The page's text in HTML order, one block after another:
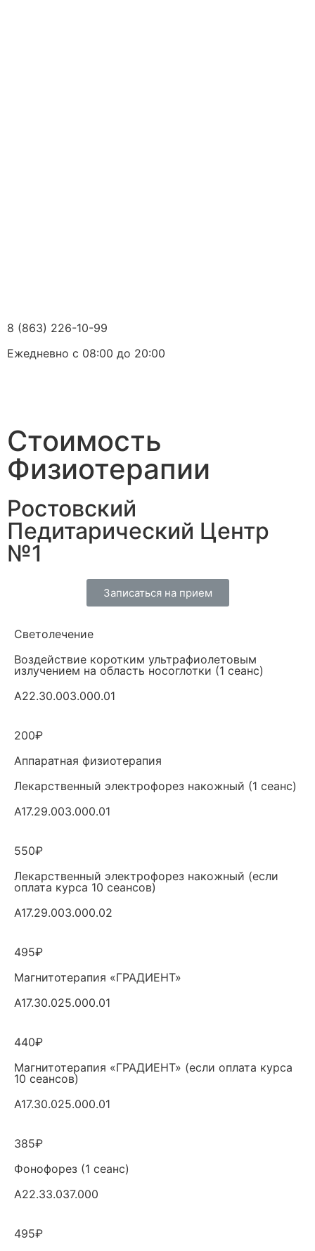
8 (863) 226-10-99
Ежедневно с 08:00 до 20:00
Стоимость
Физиотерапии
Ростовский
Педитарический Центр
№1
Записаться на прием
Светолечение
Воздействие коротким ультрафиолетовым
излучением на область носоглотки (1 сеанс)
A22.30.003.000.01
200₽
Аппаратная физиотерапия
Лекарственный электрофорез накожный (1 сеанс)
A17.29.003.000.01
550₽
Лекарственный электрофорез накожный (если
оплата курса 10 сеансов)
A17.29.003.000.02
495₽
Магнитотерапия «ГРАДИЕНТ»
A17.30.025.000.01
440₽
Магнитотерапия «ГРАДИЕНТ» (если оплата курса
10 сеансов)
A17.30.025.000.01
385₽
Фонофорез (1 сеанс)
А22.33.037.000
495₽